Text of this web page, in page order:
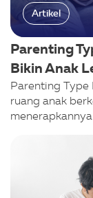
Artikel
Parenting
Bikin Anak
Parenting Type
ruang anak